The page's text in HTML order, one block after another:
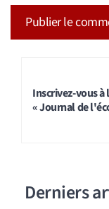
Inscrivez-vous
« Journal de
Derniers